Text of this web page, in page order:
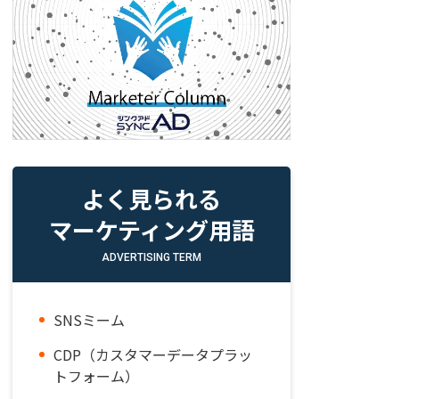
よく見られる
マーケティング用語
ADVERTISING TERM
SNSミーム
CDP（カスタマーデータプラッ
トフォーム）